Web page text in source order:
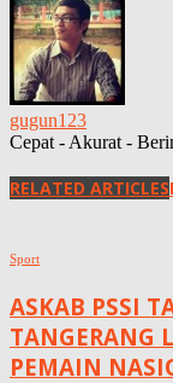
gugun123
Cepat - Akurat -
RELATED ARTICLES
Sport
ASKAB PSSI
TANGERANG
PEMAIN